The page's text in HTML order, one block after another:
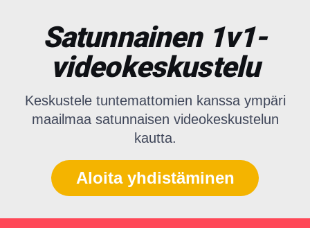
Satunnainen 1v1-
videokeskustelu
Keskustele tuntemattomien kanssa ympäri
maailmaa satunnaisen videokeskustelun
kautta.
Aloita yhdistäminen